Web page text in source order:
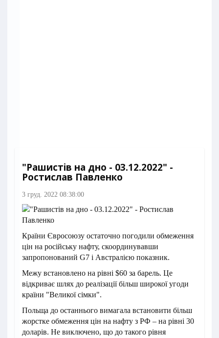
"Рашистів на дно - 03.12.2022" -
Ростислав Павленко
3 груд. 2022 08:38:00
Країни Євросоюзу остаточно погодили обмеження
цін на російську нафту, скоординувавши
запропонований G7 і Австралією показник.
Межу встановлено на рівні $60 за барель. Це
відкриває шлях до реалізації більш широкої угоди
країни "Великої сімки".
Польща до останнього вимагала встановити більш
жорстке обмеження цін на нафту з РФ – на рівні 30
доларів. Не виключено, що до такого рівня